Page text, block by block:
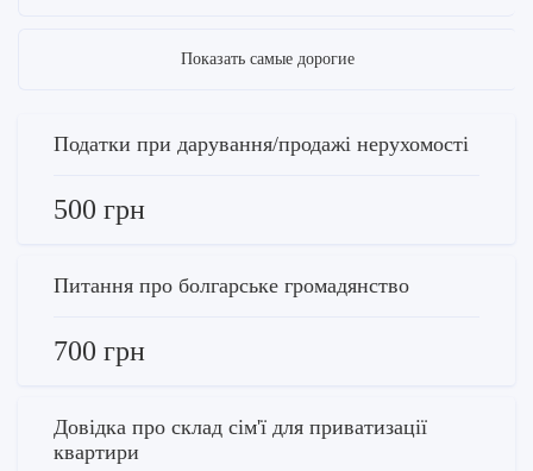
Показать самые дорогие
Податки при дарування/продажі нерухомості
500 грн
Питання про болгарське громадянство
700 грн
Довідка про склад сім'ї для приватизації
квартири